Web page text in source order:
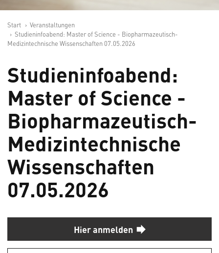
Start
Veranstaltungen
Studieninfoabend: Master of Science - Biopharmazeutisch-
Medizintechnische Wissenschaften 07.05.2026
Studieninfoabend:
Master of Science -
Biopharmazeutisch-
Medizintechnische
Wissenschaften
07.05.2026
Hier anmelden